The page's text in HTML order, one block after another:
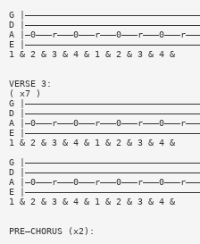
G
D
A
E
1 & 2 & 3 & 4 & 1 & 2 & 3 & 4 &
VERSE 3:
( x7 )
G
D
A
E
1 & 2 & 3 & 4 & 1 & 2 & 3 & 4 &
G
D
A
E
1 & 2 & 3 & 4 & 1 & 2 & 3 & 4 &
PRE—CHORUS (x2):